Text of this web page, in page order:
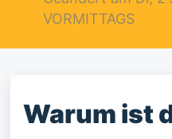
VORMITTAGS
Warum ist